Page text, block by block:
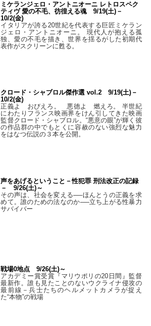
ミケランジェロ・アントニオーニ レトロスペク
ティヴ 愛の不毛、彷徨える魂 9/19(土)－
10/2(金)
イタリアが誇る20世紀を代表する巨匠ミケラン
ジェロ・アントニオーニ。 現代人が抱える孤
独、愛の不毛を描き、世界を揺るがした初期代
表作がスクリーンに甦る。
クロード・シャブロル傑作選 vol.2 9/19(土)－
10/2(金)
正義よ おびえろ。 悪徳よ 燃えろ。 半世紀
にわたりフランス映画界をけん引してきた映画
監督クロード・シャブロル。“悪意の眼”が輝く彼
の作品群の中でもとくに容赦のない強烈な魅力
をはなつ伝説の３本を公開。
声をあげるということ－性犯罪 刑法改正の記録
－ 9/26(土)～
その声は、社会を変える──ほんとうの正義を求
めて。誰のための法なのか──立ち上がる性暴力
サバイバー
戦場0地点 9/26(土)～
アカデミー賞受賞『マリウポリの20日間』監督
最新作。誰も見たことのないウクライナ侵攻の
最前線－兵士たちのヘルメットカメラが捉え
た“本物”の戦場